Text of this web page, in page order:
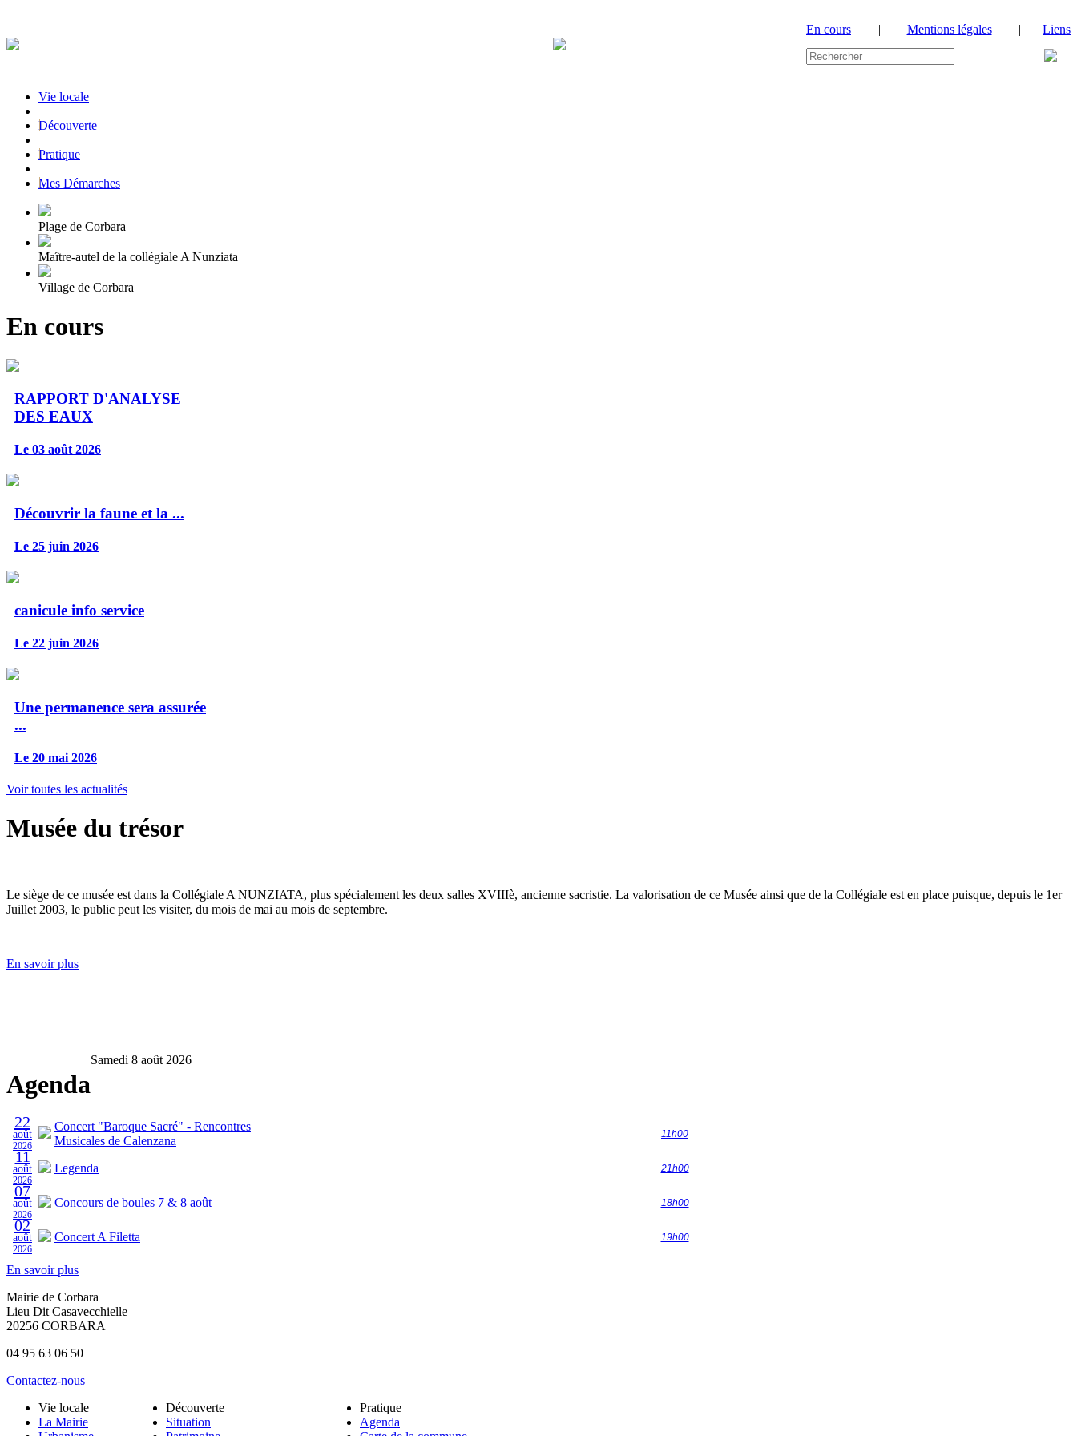
En cours | Mentions légales | Liens
Vie locale
|Découverte
|Pratique
|Mes Démarches
Plage de Corbara
Maître-autel de la collégiale A Nunziata
Village de Corbara
En cours
RAPPORT D'ANALYSE
DES EAUX
Le 03 août 2026
Découvrir la faune et la ...
Le 25 juin 2026
canicule info service
Le 22 juin 2026
Une permanence sera assurée
...
Le 20 mai 2026
Voir toutes les actualités
Musée du trésor
Le siège de ce musée est dans la Collégiale A NUNZIATA, plus spécialement les deux salles XVIIIè, ancienne sacristie. La valorisation de ce Musée ainsi que de la Collégiale est en place puisque, depuis le 1er
Juillet 2003, le public peut les visiter, du mois de mai au mois de septembre.
En savoir plus
Agenda
Samedi 8 août 2026
22
août
2026
Concert "Baroque Sacré" - Rencontres
Musicales de Calenzana
11h00
11
août
2026
Legenda 21h00
07
août
2026
Concours de boules 7 & 8 août 18h00
02
août
2026
Concert A Filetta 19h00
En savoir plus
Mairie de Corbara
Lieu Dit Casavecchielle
20256 CORBARA
04 95 63 06 50
Contactez-nous
Vie locale
La Mairie
Découverte
Situation
Pratique
Agenda